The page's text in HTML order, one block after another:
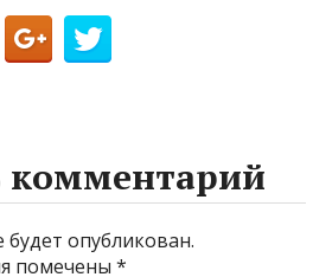
комментарий
опубликован.
помечены*